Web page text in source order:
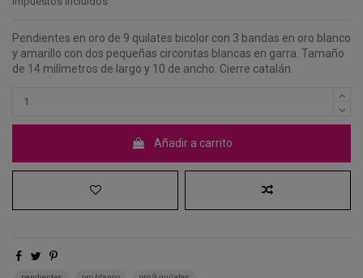
Pendientes en oro de 9 quilates bicolor con 3 bandas en oro blanco
y amarillo con dos pequeñas circonitas blancas en garra. Tamaño
de 14 milímetros de largo y 10 de ancho. Cierre catalán.
Añadir a carrito